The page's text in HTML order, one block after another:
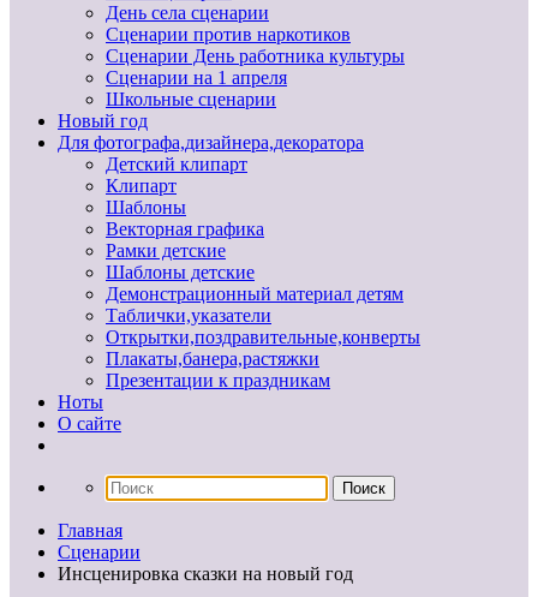
День села сценарии
Сценарии против наркотиков
Сценарии День работника культуры
Сценарии на 1 апреля
Школьные сценарии
Новый год
Для фотографа,дизайнера,декоратора
Детский клипарт
Клипарт
Шаблоны
Векторная графика
Рамки детские
Шаблоны детские
Демонстрационный материал детям
Таблички,указатели
Открытки,поздравительные,конверты
Плакаты,банера,растяжки
Презентации к праздникам
Ноты
О сайте
Главная
Сценарии
Инсценировка сказки на новый год